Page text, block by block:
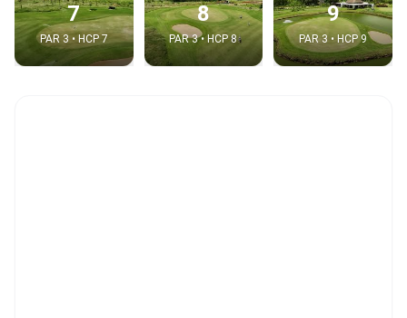
7
PAR 3 • HCP 7
8
PAR 3 • HCP 8
9
PAR 3 • HCP 9